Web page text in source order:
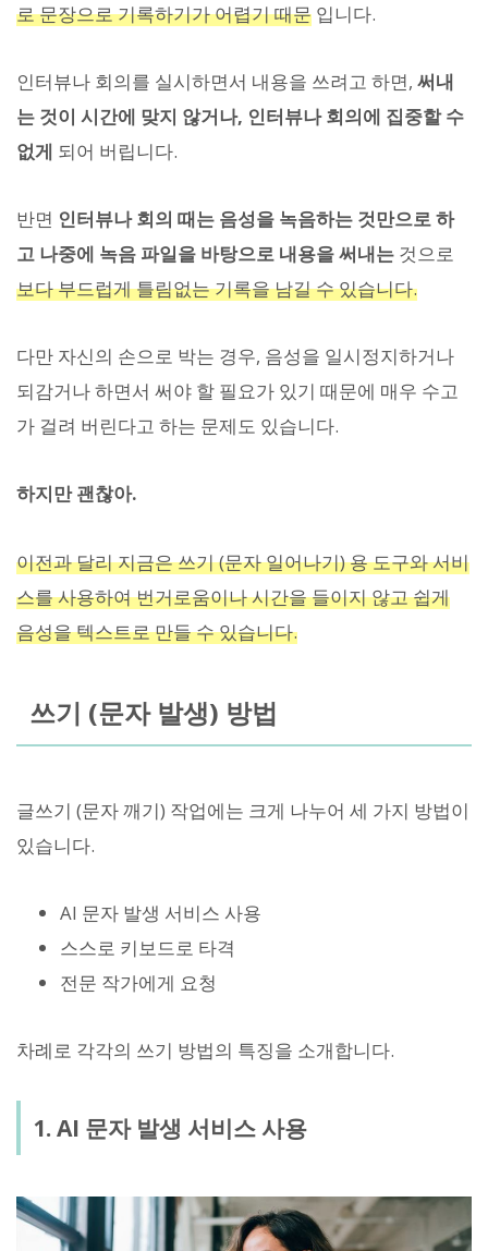
로 문장으로 기록하기가 어렵기 때문 입니다.
인터뷰나 회의를 실시하면서 내용을 쓰려고 하면, 써내
는 것이 시간에 맞지 않거나, 인터뷰나 회의에 집중할 수
없게 되어 버립니다.
반면 인터뷰나 회의 때는 음성을 녹음하는 것만으로 하
고 나중에 녹음 파일을 바탕으로 내용을 써내는 것으로
보다 부드럽게 틀림없는 기록을 남길 수 있습니다.
다만 자신의 손으로 박는 경우, 음성을 일시정지하거나
되감거나 하면서 써야 할 필요가 있기 때문에 매우 수고
가 걸려 버린다고 하는 문제도 있습니다.
하지만 괜찮아.
이전과 달리 지금은 쓰기 (문자 일어나기) 용 도구와 서비
스를 사용하여 번거로움이나 시간을 들이지 않고 쉽게
음성을 텍스트로 만들 수 있습니다.
쓰기 (문자 발생) 방법
글쓰기 (문자 깨기) 작업에는 크게 나누어 세 가지 방법이
있습니다.
AI 문자 발생 서비스 사용
스스로 키보드로 타격
전문 작가에게 요청
차례로 각각의 쓰기 방법의 특징을 소개합니다.
1. AI 문자 발생 서비스 사용